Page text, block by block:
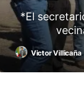
*El
Victor Villicaña